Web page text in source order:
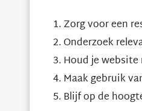
Zorg voor een
Onderzoek
Houd je
Maak gebruik
Blijf op de